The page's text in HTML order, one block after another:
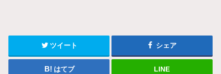
ツイート シェア
はてブ LINE